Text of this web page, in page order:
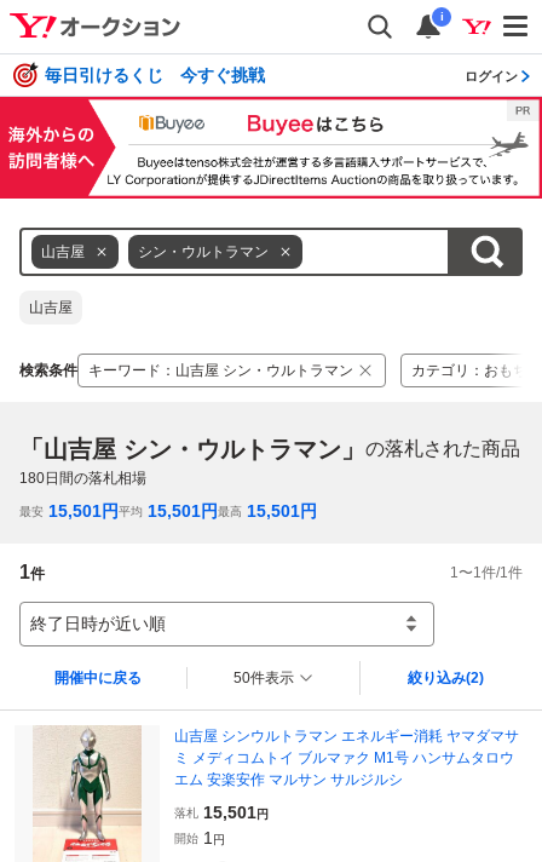
i
毎日引けるくじ 今すぐ挑戦 ログイン
山吉屋 シン・ウルトラマン
山吉屋
検索条件 キーワード ： 山吉屋 シン・ウルトラマン カテゴリ ： おもち
「山吉屋 シン・ウルトラマン」 の落札された商品
180日間の落札相場
最安 15,501円平均 15,501円最高 15,501円
1件 1 〜1 件/1 件
終了日時が近い順
開催中に戻る 50件表示 絞り込み(2)
山吉屋 シンウルトラマン エネルギー消耗 ヤマダマサ
ミ メディコムトイ ブルマァク M1号 ハンサムタロウ
エム 安楽安作 マルサン サルジルシ
落札 15,501円
開始 1 円